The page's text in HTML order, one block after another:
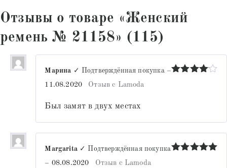
Отзывы о товаре «Женский
ремень № 21158» (115)
Марина ✓ Подтверждённая покупка –
11.08.2020
Отзыв с Lamoda
Был замят в двух местах
Margarita ✓ Подтверждённая покупка
– 08.08.2020 Отзыв с Lamoda